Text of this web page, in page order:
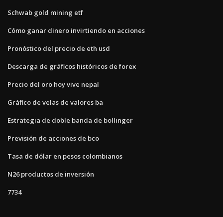
Schwab gold mining etf
Cómo ganar dinero invirtiendo en acciones
Pronóstico del precio de eth usd
Descarga de gráficos históricos de forex
Precio del oro hoy vive nepal
Gráfico de velas de valores ba
Estrategia de doble banda de bollinger
Previsión de acciones de bco
Tasa de dólar en pesos colombianos
N26 productos de inversión
7734